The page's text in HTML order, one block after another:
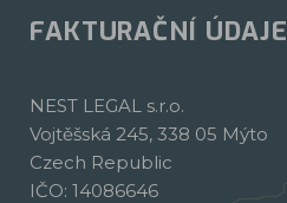
FAKTURAČNÍ ÚDAJE
NEST LEGAL s.r.o.
Vojtěšská 245, 338 05 Mýto
Czech Republic
IČO: 14086646